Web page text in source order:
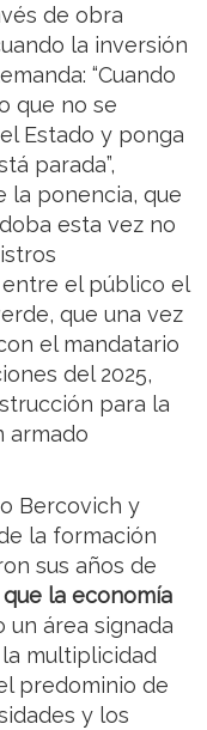
de obra
la inversión
“Cuando
que no se
Estado y ponga
parada”,
la ponencia, que
esta vez no
el público el
que una vez
el mandatario
del 2025,
para la
armado
Bercovich y
la formación
sus años de
la economía
un área signada
multiplicidad
predominio de
y los